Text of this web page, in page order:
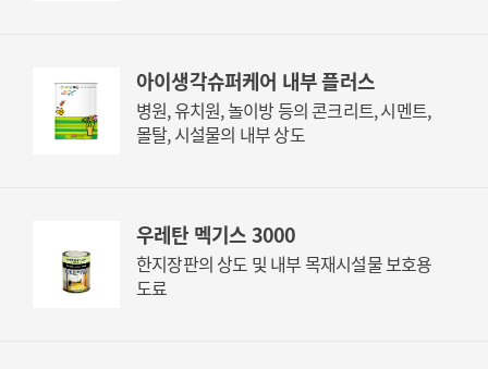
아이생각슈퍼케어 내부 플러스
병원, 유치원, 놀이방 등의 콘크리트, 시멘트,
몰탈, 시설물의 내부 상도
우레탄 멕기스 3000
한지장판의 상도 및 내부 목재시설물 보호용
도료